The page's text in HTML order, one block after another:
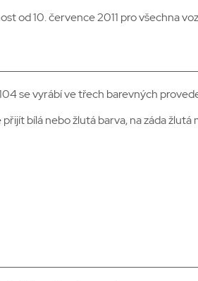
od 10. července 2011 pro všechna
se vyrábí ve třech barevných
bílá nebo žlutá barva, na záda